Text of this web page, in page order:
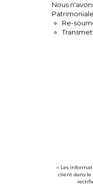
Nous
Re-
« Les
client dans le